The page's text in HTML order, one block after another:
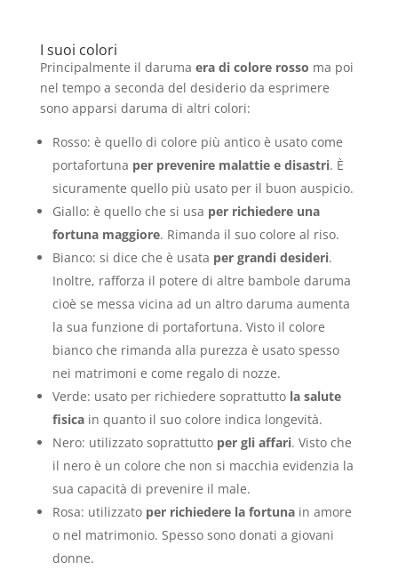
I suoi colori
Principalmente il daruma era di colore rosso ma poi
nel tempo a seconda del desiderio da esprimere
sono apparsi daruma di altri colori:
Rosso: è quello di colore più antico è usato come
portafortuna per prevenire malattie e disastri. È
sicuramente quello più usato per il buon auspicio.
Giallo: è quello che si usa per richiedere una
fortuna maggiore. Rimanda il suo colore al riso.
Bianco: si dice che è usata per grandi desideri.
Inoltre, rafforza il potere di altre bambole daruma
cioè se messa vicina ad un altro daruma aumenta
la sua funzione di portafortuna. Visto il colore
bianco che rimanda alla purezza è usato spesso
nei matrimoni e come regalo di nozze.
Verde: usato per richiedere soprattuttola salute
fisicain quanto il suo colore indica longevità.
Nero: utilizzato soprattutto per gli affari. Visto che
il nero è un colore che non si macchia evidenzia la
sua capacità di prevenire il male.
Rosa: utilizzato per richiedere la fortunain amore
o nel matrimonio. Spesso sono donati a giovani
donne.